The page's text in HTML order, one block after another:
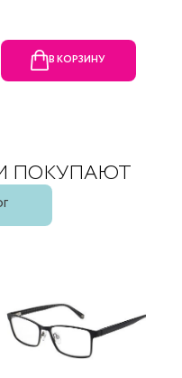
В КОРЗИНУ
ПОКУПАЮТ